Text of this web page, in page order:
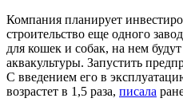
Компания планирует
строительство еще одного
для кошек и собак, на нем
аквакультуры. Запустить
С введением его в
возрастет в 1,5 раза, писала